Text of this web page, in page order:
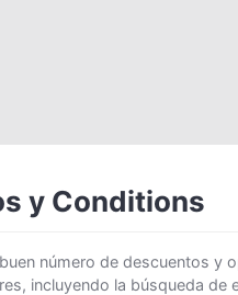
y Conditions
número de descuentos y
incluyendo la búsqueda